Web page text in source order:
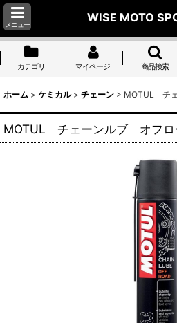
メニュー
WISE MOTO
カテゴリ マイページ 商品検索
ホーム > ケミカル > チェーン > MOTUL チ
MOTUL チェーンルブ オフロ